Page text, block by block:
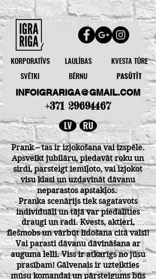
+371 29694467
INFOIGRARIGA@GMAIL.COM
PASŪTĪT
BĒRNU
KVESTA TŪRE
SVĒTKI
LAULĪBAS
KORPORATĪVS
LV RU
Prank – tas ir izjokošana vai izspēle.
Apsveikt jubilāru, piedavāt roku un
sirdi, parsteigt iemīļoto, vai izjokot
visu klasi un uzdavināt dāvanu
neparastos apstakļos.
Pranka scenārijs tiek sagatavots
individuāli un tājā var piedalīties
draugi un radi. Kvests, aktieri,
flešmobs un vārbūt līdošana citā valsī!
Vai parasti dāvanu dāvināšana ar
auguma lelli. Viss ir atkarīgs no jūsu
prasībam! Gālvenais ir uzteikties
mūsu komandai un pārsteigums būs